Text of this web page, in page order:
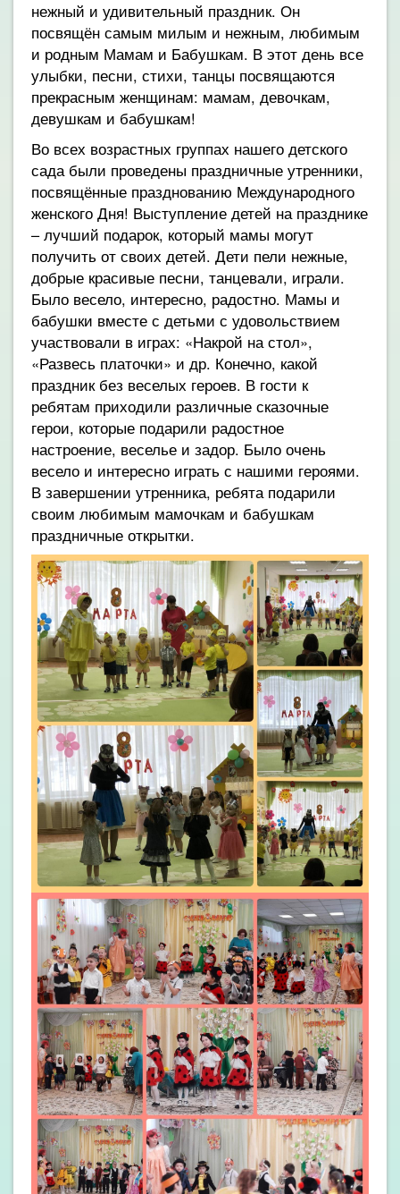
нежный и удивительный праздник. Он
посвящён самым милым и нежным, любимым
и родным Мамам и Бабушкам. В этот день все
улыбки, песни, стихи, танцы посвящаются
прекрасным женщинам: мамам, девочкам,
девушкам и бабушкам!
Во всех возрастных группах нашего детского
сада были проведены праздничные утренники,
посвящённые празднованию Международного
женского Дня! Выступление детей на празднике
– лучший подарок, который мамы могут
получить от своих детей. Дети пели нежные,
добрые красивые песни, танцевали, играли.
Было весело, интересно, радостно. Мамы и
бабушки вместе с детьми с удовольствием
участвовали в играх: «Накрой на стол»,
«Развесь платочки» и др. Конечно, какой
праздник без веселых героев. В гости к
ребятам приходили различные сказочные
герои, которые подарили радостное
настроение, веселье и задор. Было очень
весело и интересно играть с нашими героями.
В завершении утренника, ребята подарили
своим любимым мамочкам и бабушкам
праздничные открытки.